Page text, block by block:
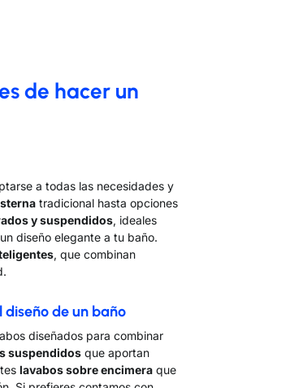
de hacer un
a todas las necesidades y
tradicional hasta opciones
y suspendidos, ideales
diseño elegante a tu baño.
, que combinan
diseño de un baño
diseñados para combinar
suspendidos que aportan
lavabos sobre encimera que